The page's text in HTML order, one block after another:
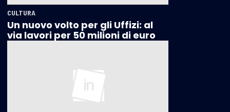
CULTURA
Un nuovo volto per gli Uffizi: al
via lavori per 50 milioni di euro